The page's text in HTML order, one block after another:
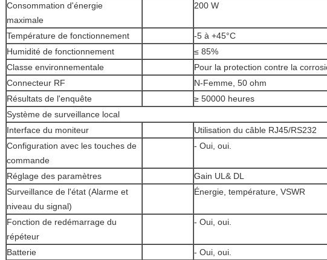
Consommation d'énergie
maximale
200 W
Température de fonctionnement
-5 à +45°C
Humidité de fonctionnement
≤ 85%
Classe environnementale
Pour la protection contre la
Connecteur RF
N-Femme, 50 ohm
Résultats de l'enquête
≥ 50000 heures
Système de surveillance local
Interface du moniteur
Utilisation du câble RJ45/RS232
Configuration avec les touches de
commande
- Oui, oui.
Réglage des paramètres
Gain UL& DL
Surveillance de l'état (Alarme et
niveau du signal)
Énergie, température, VSWR
Fonction de redémarrage du
répéteur
- Oui, oui.
Batterie
- Oui, oui.